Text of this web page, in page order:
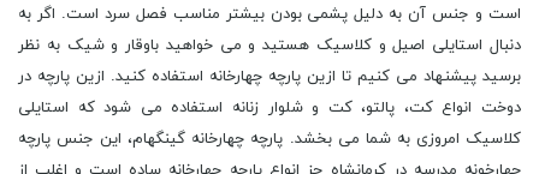
است و جنس آن به دلیل پشمی بودن بیشتر مناسب فصل سرد است. اگر به
دنبال استایلی اصیل و کلاسیک هستید و می خواهید باوقار و شیک به نظر
برسید پیشنهاد می کنیم تا ازین پارچه چهارخانه استفاده کنید. ازین پارچه در
دوخت انواع کت، پالتو، کت و شلوار زنانه استفاده می شود که استایلی
کلاسیک امروزی به شما می بخشد. پارچه چهارخانه گینگهام، این جنس پارچه